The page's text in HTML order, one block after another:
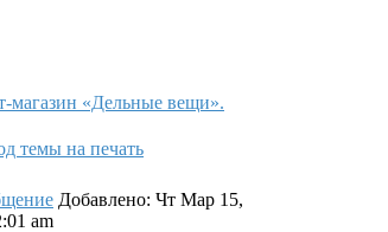
магазин «Дельные вещи».
Добавлено: Чт Мар 15,
am